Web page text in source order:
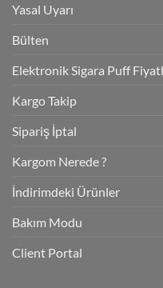
Yasal Uyarı
Bülten
Elektronik Sigara Puff
Kargo Takip
Sipariş İptal
Kargom Nerede ?
İndirimdeki Ürünler
Bakım Modu
Client Portal